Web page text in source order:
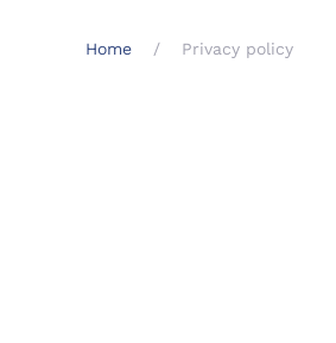
Home Privacy policy